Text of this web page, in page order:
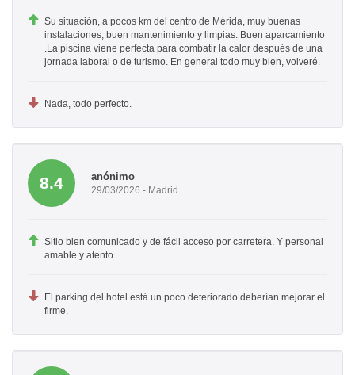
Su situación, a pocos km del centro de Mérida, muy buenas
instalaciones, buen mantenimiento y limpias. Buen aparcamiento
.La piscina viene perfecta para combatir la calor después de una
jornada laboral o de turismo. En general todo muy bien, volveré.
Nada, todo perfecto.
8.4 anónimo
29/03/2026 - Madrid
Sitio bien comunicado y de fácil acceso por carretera. Y personal
amable y atento.
El parking del hotel está un poco deteriorado deberían mejorar el
firme.